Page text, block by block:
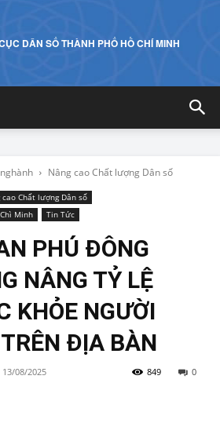
DÂN SỐ THÀNH PHỐ HỒ CHÍ MINH
Nâng cao Chất lượng Dân số
cao Chất lượng Dân số
Minh
Tin Tức
PHÚ ĐÔNG
NÂNG TỶ LỆ
KHỎE NGƯỜI
ĐỊA BÀN
08/2025 0
849